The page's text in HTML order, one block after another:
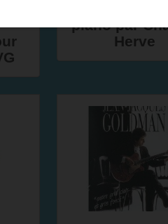
piano par
Herve